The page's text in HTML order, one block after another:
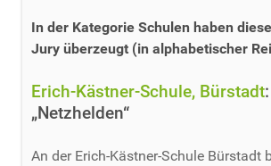
In der Kategorie Schulen haben
Jury überzeugt (in alphabetischer
Erich-Kästner-Schule, Bürstadt:
„Netzhelden“
An der Erich-Kästner-Schule Bürstadt